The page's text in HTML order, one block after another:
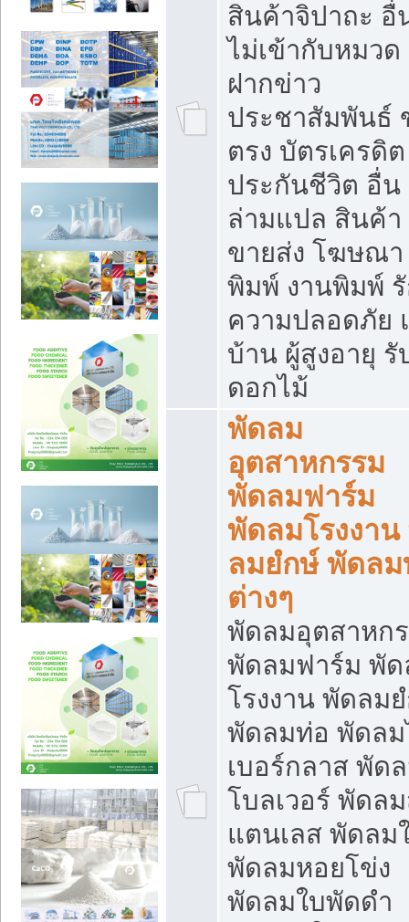
สินค้าจิปาถะ อื่
ไม่เข้ากับหมวด
ฝากข่าว
ประชาสัมพันธ์
ตรง บัตรเครดิต
ประกันชีวิต อื่น
ล่ามแปล สินค้า
ขายส่ง โฆษณา
พิมพ์ งานพิมพ์
ความปลอดภัย
บ้าน ผู้สูงอายุ รั
ดอกไม้
พัดลม
อุตสาหกรรม
พัดลมฟาร์ม
พัดลมโรงงา
ลมยํกษ์ พัดลม
ต่างๆ
พัดลมอุตสาหก
พัดลมฟาร์ม พั
โรงงาน พัดลม
พัดลมท่อ พัดล
เบอร์กลาส พัด
โบลเวอร์ พัดล
แตนเลส พัดลม
พัดลมหอยโข่ง
พัดลมใบพัดดำ